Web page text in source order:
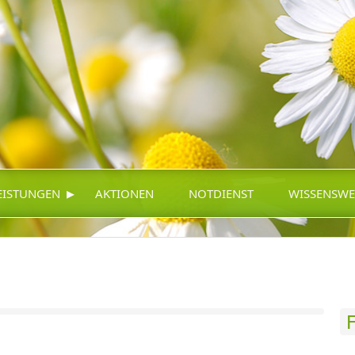
▸ AKTIONEN NOTDIENST